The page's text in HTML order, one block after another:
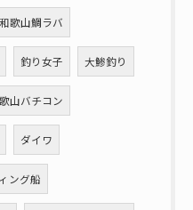
歌山鯛ラバ
釣り女子 大鯵釣り
山バチコン
ダイワ
ング船